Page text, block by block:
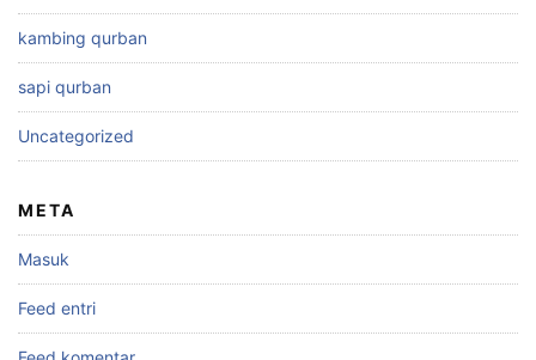
kambing qurban
sapi qurban
Uncategorized
META
Masuk
Feed entri